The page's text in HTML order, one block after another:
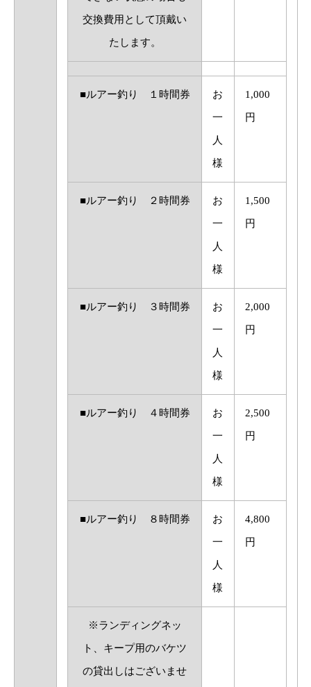
交換費用として頂戴い
たします。
■ルアー釣り １時間券 お
一
人
様
1,000
円
■ルアー釣り ２時間券 お
一
人
様
1,500
円
■ルアー釣り ３時間券 お
一
人
様
2,000
円
■ルアー釣り ４時間券 お
一
人
様
2,500
円
■ルアー釣り ８時間券 お
一
人
様
4,800
円
※ランディングネッ
ト、キープ用のバケツ
の貸出しはございませ